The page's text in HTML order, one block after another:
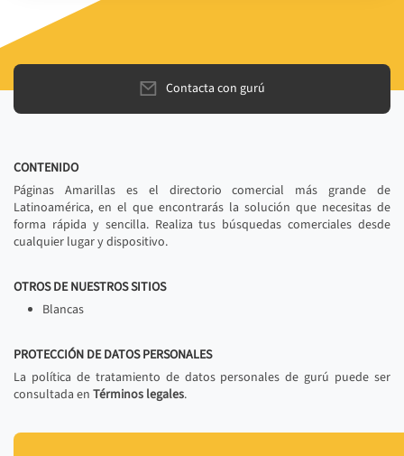
Contacta con gurú
CONTENIDO
Páginas Amarillas es el directorio comercial más grande de
Latinoamérica, en el que encontrarás la solución que necesitas de
forma rápida y sencilla. Realiza tus búsquedas comerciales desde
cualquier lugar y dispositivo.
OTROS DE NUESTROS SITIOS
Blancas
PROTECCIÓN DE DATOS PERSONALES
La política de tratamiento de datos personales de gurú puede ser
consultada en Términos legales.